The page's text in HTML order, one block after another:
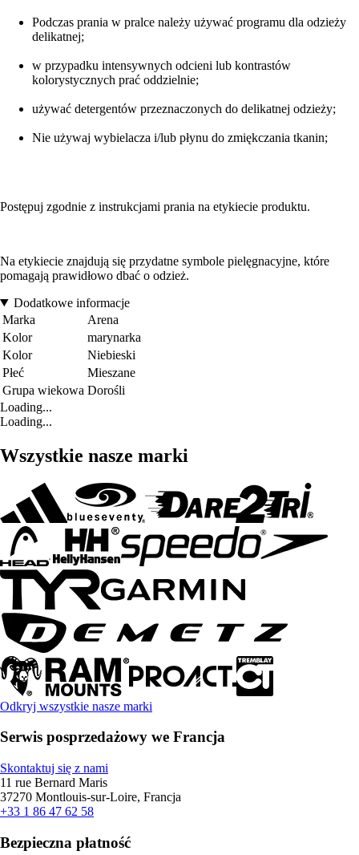
Podczas prania w pralce należy używać programu dla odzieży
delikatnej;
w przypadku intensywnych odcieni lub kontrastów
kolorystycznych prać oddzielnie;
używać detergentów przeznaczonych do delikatnej odzieży;
Nie używaj wybielacza i/lub płynu do zmiękczania tkanin;
Postępuj zgodnie z instrukcjami prania na etykiecie produktu.
Na etykiecie znajdują się przydatne symbole pielęgnacyjne, które
pomagają prawidłowo dbać o odzież.
Dodatkowe informacje
Marka
Arena
Kolor
marynarka
Kolor
Niebieski
Płeć
Mieszane
Grupa wiekowa Dorośli
Loading...
Loading...
Wszystkie nasze marki
Odkryj wszystkie nasze marki
Serwis posprzedażowy we Francja
Skontaktuj się z nami
11 rue Bernard Maris
37270 Montlouis-sur-Loire, Francja
+33 1 86 47 62 58
Bezpieczna płatność